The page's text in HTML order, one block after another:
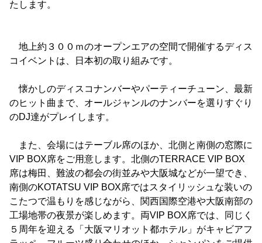
たします。
地上約３００ｍのオープンエアの空間で開催するディス
コイベントは、日本初の取り組みです。
懐かしのディスコナンバーやパーティーチューン、最新
のヒット曲まで、オールジャンルのナンバーを選りすぐり
のDJ達がプレイします。
また、会場にはテーブル席のほか、北側と南側の窓際に
VIP BOX席をご用意します。北側のTERRACE VIP BOX
席は梅田、難波の都会の街並みや大阪城などが一望でき、
南側のKOTATSU VIP BOX席ではスタイリッシュな装いの
こたつで温もりを感じながら、関西国際空港や大阪南部の
工場地帯の夜景が楽しめます。両VIP BOX席では、同じく
５周年を迎える「大阪マリオット都ホテル」がキャビアフ